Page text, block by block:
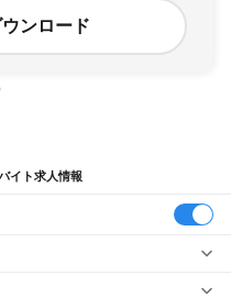
ンロード
イト求人情報